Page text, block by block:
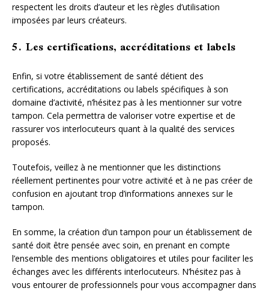
respectent les droits d’auteur et les règles d’utilisation
imposées par leurs créateurs.
5. Les certifications, accréditations et labels
Enfin, si votre établissement de santé détient des
certifications, accréditations ou labels spécifiques à son
domaine d’activité, n’hésitez pas à les mentionner sur votre
tampon. Cela permettra de valoriser votre expertise et de
rassurer vos interlocuteurs quant à la qualité des services
proposés.
Toutefois, veillez à ne mentionner que les distinctions
réellement pertinentes pour votre activité et à ne pas créer de
confusion en ajoutant trop d’informations annexes sur le
tampon.
En somme, la création d’un tampon pour un établissement de
santé doit être pensée avec soin, en prenant en compte
l’ensemble des mentions obligatoires et utiles pour faciliter les
échanges avec les différents interlocuteurs. N’hésitez pas à
vous entourer de professionnels pour vous accompagner dans